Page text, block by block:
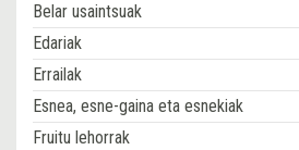
Belar usaintsuak
Edariak
Errailak
Esnea, esne-gaina eta esnekiak
Fruitu lehorrak